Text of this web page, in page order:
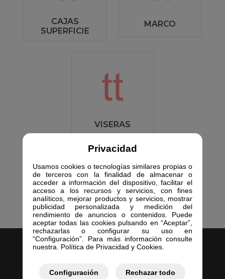
Privacidad
Usamos cookies o tecnologías similares propias o
de terceros con la finalidad de almacenar o
acceder a información del dispositivo, facilitar el
acceso a los recursos y servicios, con fines
analíticos, mejorar productos y servicios, mostrar
publicidad personalizada y medición del
rendimiento de anuncios o contenidos. Puede
aceptar todas las cookies pulsando en “Aceptar”,
rechazarlas o configurar su uso en
“Configuración”. Para más información consulte
nuestra. Política de Privacidad y Cookies.
Configuración Rechazar todo
CAJAS
SUPERFICIE
MARCO
VISERAS